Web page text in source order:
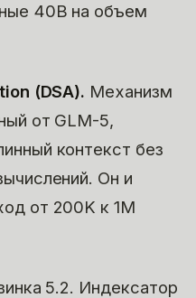
40B на объем
(DSA). Механизм
от GLM-5,
контекст без
Он и
от 200K к 1M
5.2. Индексатор